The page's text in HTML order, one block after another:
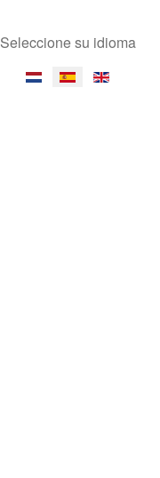
Seleccione su idioma